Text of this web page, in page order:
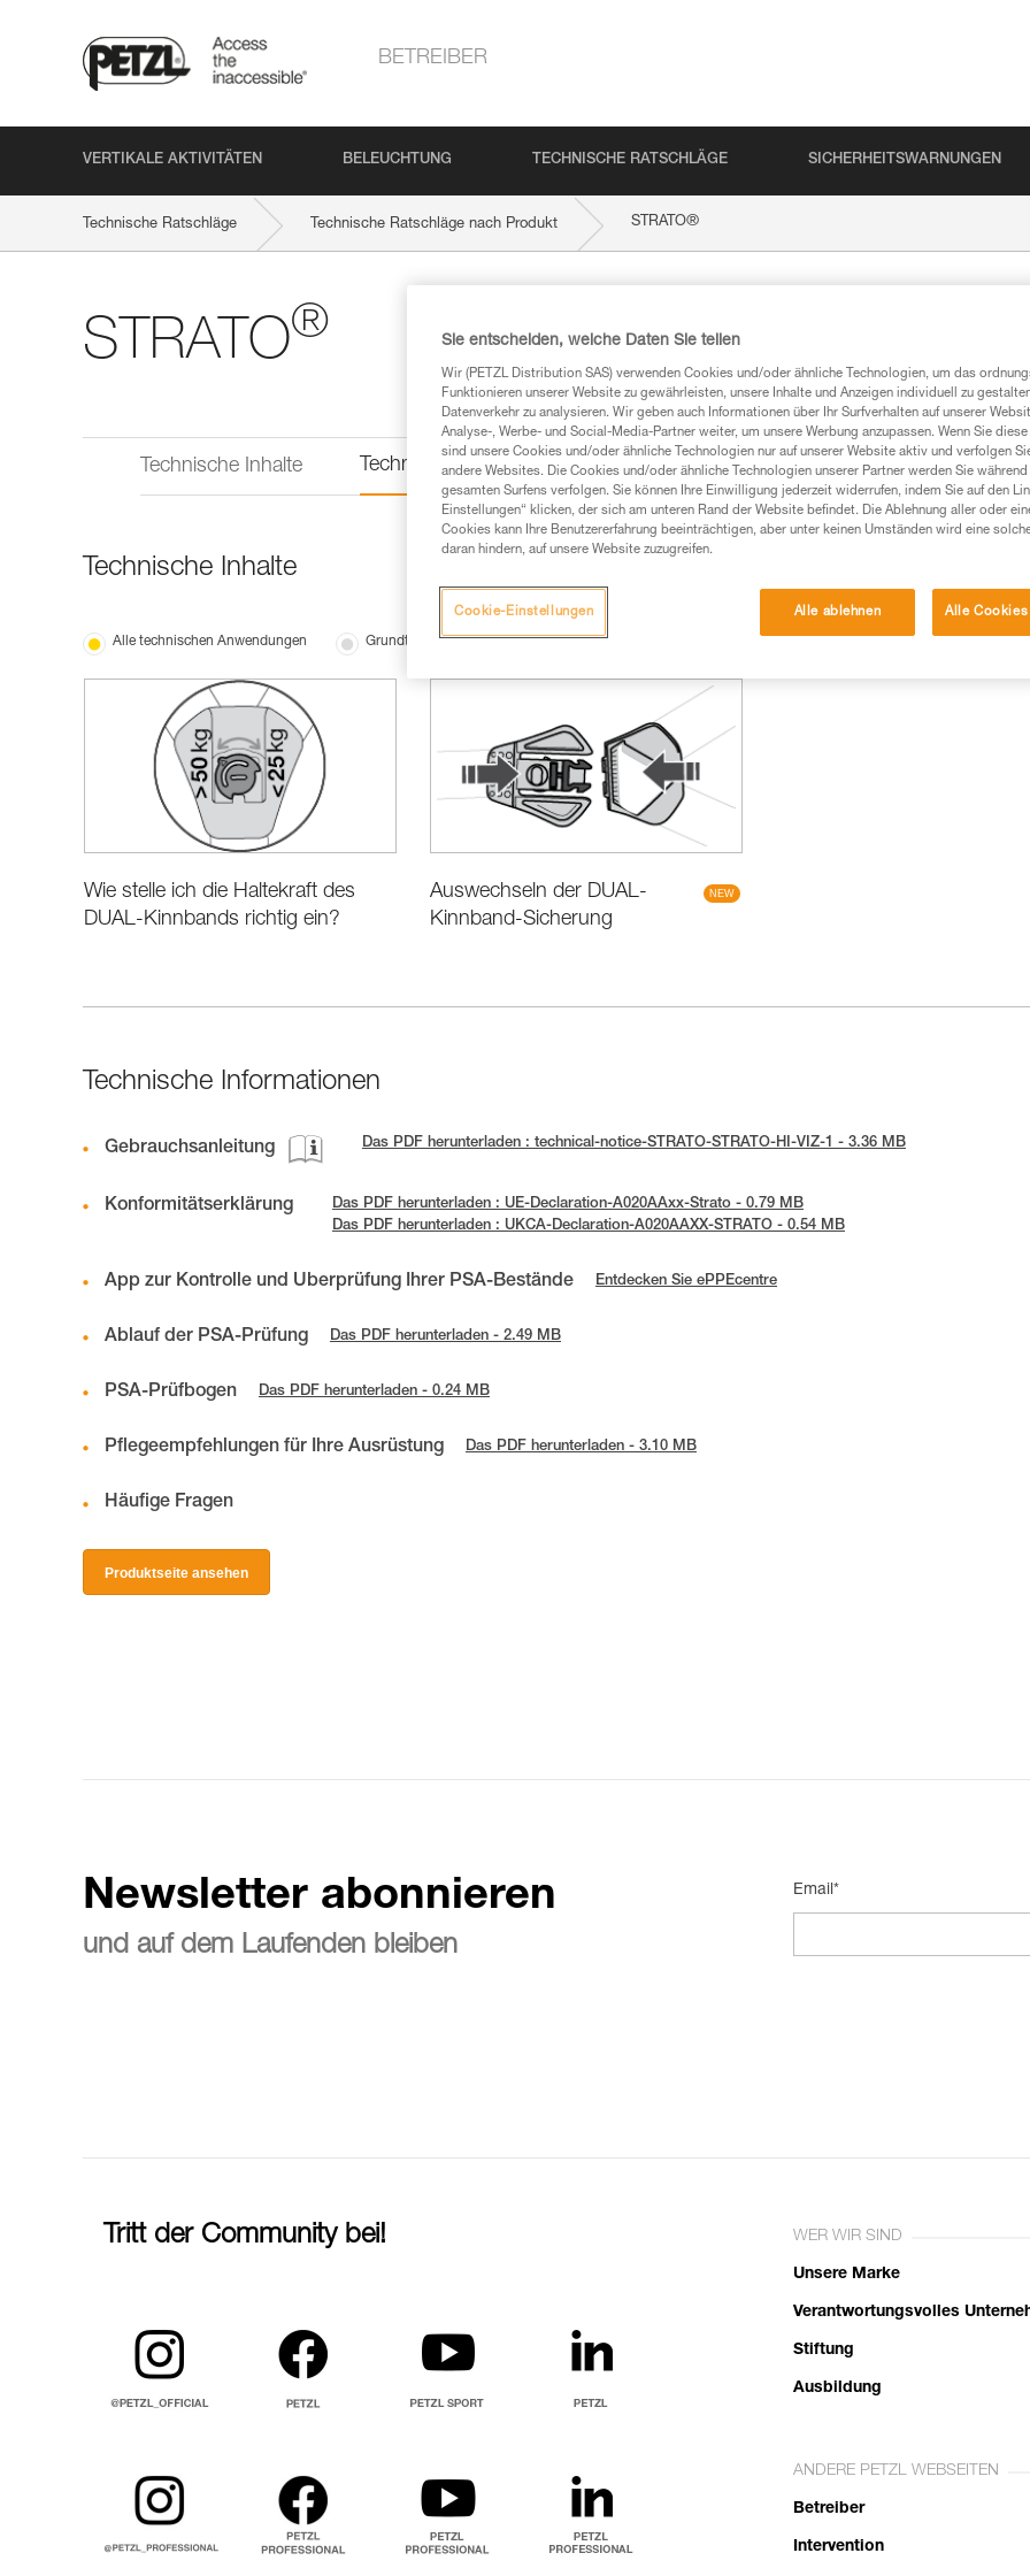
BETREIBER
VERTIKALE AKTIVITÄTEN BELEUCHTUNG TECHNISCHE RATSCHLÄGE SICHERHEITSWARNUNGEN
Technische Ratschläge Technische Ratschläge nach Produkt STRATO®
STRATO®
Technische Inhalte Technische Informationen
Technische Inhalte
Alle technischen Anwendungen Grundtechniken Neuheiten
Wie stelle ich die Haltekraft des
DUAL-Kinnbands richtig ein?
Auswechseln der DUAL-
Kinnband-Sicherung
Technische Informationen
Gebrauchsanleitung Das PDF herunterladen : technical-notice-STRATO-STRATO-HI-VIZ-1 - 3.36 MB
Konformitätserklärung
Das PDF herunterladen : UE-Declaration-A020AAxx-Strato - 0.79 MB
Das PDF herunterladen : UKCA-Declaration-A020AAXX-STRATO - 0.54 MB
App zur Kontrolle und Überprüfung Ihrer PSA-Bestände Entdecken Sie ePPEcentre
Ablauf der PSA-Prüfung Das PDF herunterladen - 2.49 MB
PSA-Prüfbogen Das PDF herunterladen - 0.24 MB
Pflegeempfehlungen für Ihre Ausrüstung Das PDF herunterladen - 3.10 MB
Häufige Fragen
Produktseite ansehen
Newsletter abonnieren
und auf dem Laufenden bleiben
Email*
Tritt der Community bei! WER WIR SIND
Unsere Marke
Verantwortungsvolles
Stiftung
Ausbildung
ANDERE PETZL WEBSEITEN
Betreiber
Intervention
Sie entscheiden, welche Daten Sie teilen
Wir (PETZL Distribution SAS) verwenden Cookies und/oder ähnliche Technologien, um das
Funktionieren unserer Website zu gewährleisten, unsere Inhalte und Anzeigen individuell zu
Datenverkehr zu analysieren. Wir geben auch Informationen über Ihr Surfverhalten auf unserer
Analyse-, Werbe- und Social-Media-Partner weiter, um unsere Werbung anzupassen. Wenn Sie
sind unsere Cookies und/oder ähnliche Technologien nur auf unserer Website aktiv und verfolgen
andere Websites. Die Cookies und/oder ähnliche Technologien unserer Partner werden Sie während
gesamten Surfens verfolgen. Sie können Ihre Einwilligung jederzeit widerrufen, indem Sie auf den
Einstellungen“ klicken, der sich am unteren Rand der Website befindet. Die Ablehnung aller oder
Cookies kann Ihre Benutzererfahrung beeinträchtigen, aber unter keinen Umständen wird eine
daran hindern, auf unsere Website zuzugreifen.
Alle ablehnen Alle
Cookie-Einstellungen